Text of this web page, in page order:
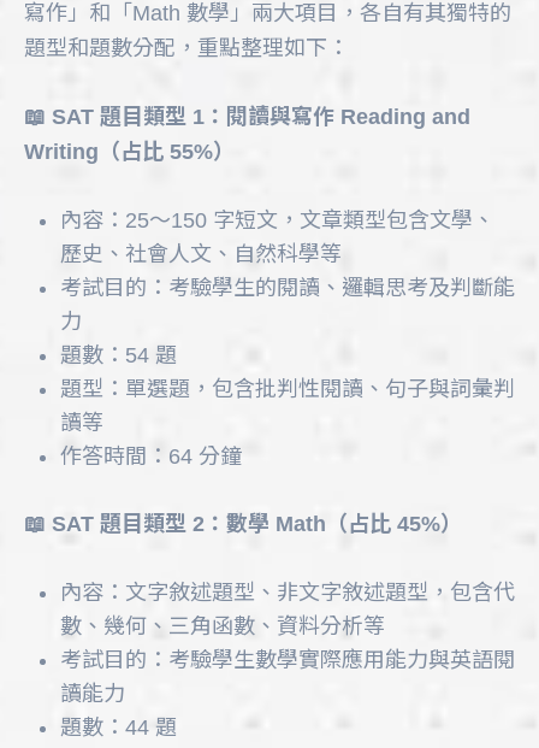
寫作」和「Math 數學」兩大項目，各自有其獨特的
題型和題數分配，重點整理如下：
📖 SAT 題目類型 1：閱讀與寫作 Reading and
Writing（占比 55%）
內容：25～150 字短文，文章類型包含文學、
歷史、社會人文、自然科學等
考試目的：考驗學生的閱讀、邏輯思考及判斷能
力
題數：54 題
題型：單選題，包含批判性閱讀、句子與詞彙判
讀等
作答時間：64 分鐘
📖 SAT 題目類型 2：數學 Math（占比 45%）
內容：文字敘述題型、非文字敘述題型，包含代
數、幾何、三角函數、資料分析等
考試目的：考驗學生數學實際應用能力與英語閱
讀能力
題數：44 題